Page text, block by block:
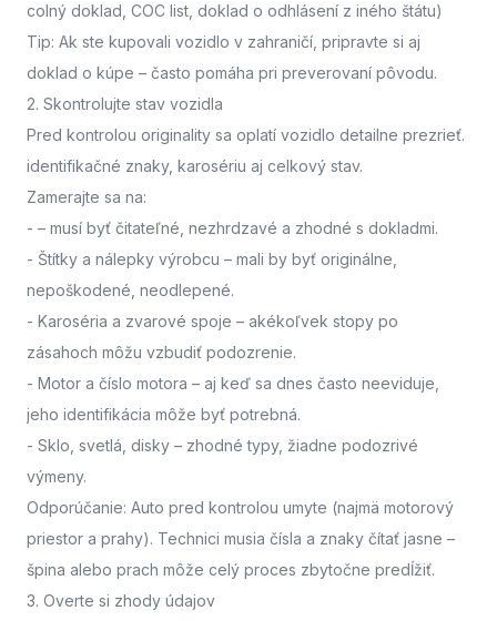
colný doklad, COC list, doklad o odhlásení z iného štátu)
Tip: Ak ste kupovali vozidlo v zahraničí, pripravte si aj
doklad o kúpe – často pomáha pri preverovaní pôvodu.
2. Skontrolujte stav vozidla
Pred kontrolou originality sa oplatí vozidlo detailne prezrieť.
identifikačné znaky, karosériu aj celkový stav.
Zamerajte sa na:
- – musí byť čitateľné, nezhrdzavé a zhodné s dokladmi.
- Štítky a nálepky výrobcu – mali by byť originálne,
nepoškodené, neodlepené.
- Karoséria a zvarové spoje – akékoľvek stopy po
zásahoch môžu vzbudiť podozrenie.
- Motor a číslo motora – aj keď sa dnes často neeviduje,
jeho identifikácia môže byť potrebná.
- Sklo, svetlá, disky – zhodné typy, žiadne podozrivé
výmeny.
Odporúčanie: Auto pred kontrolou umyte (najmä motorový
priestor a prahy). Technici musia čísla a znaky čítať jasne –
špina alebo prach môže celý proces zbytočne predĺžiť.
3. Overte si zhody údajov